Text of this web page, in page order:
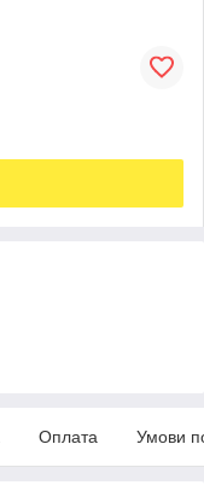
Оплата Умови